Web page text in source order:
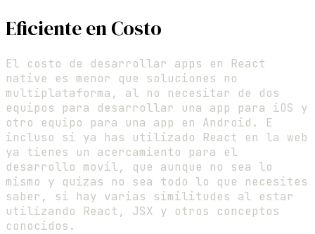
Eficiente en Costo
El costo de desarrollar apps en React
native es menor que soluciones no
multiplataforma, al no necesitar de dos
equipos para desarrollar una app para iOS y
otro equipo para una app en Android. E
incluso si ya has utilizado React en la web
ya tienes un acercamiento para el
desarrollo movil, que aunque no sea lo
mismo y quizas no sea todo lo que necesites
saber, si hay varias similitudes al estar
utilizando React, JSX y otros conceptos
conocidos.